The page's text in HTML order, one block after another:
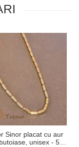
Sinor placat cu aur
unisex - 50